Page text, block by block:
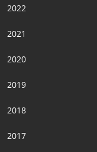
2022
2021
2020
2019
2018
2017